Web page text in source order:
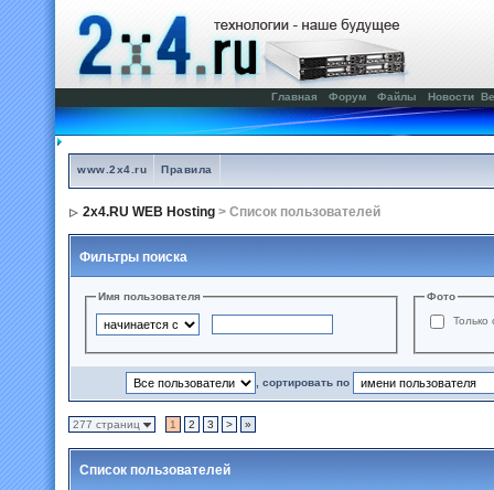
Главная Форум Файлы Новости
www.2x4.ru Правила
2x4.RU WEB Hosting > Список пользователей
Фильтры поиска
Имя пользователя
Фото
Только
, сортировать по
277 страниц 1 2 3 > »
Список пользователей